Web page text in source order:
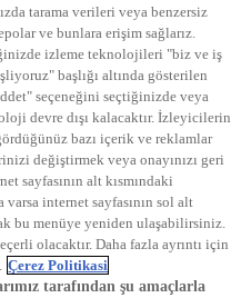
tarama verileri veya benzersiz
ve bunlara erişim sağlarız.
izleme teknolojileri "biz ve iş
başlığı altında gösterilen
seçeneğini seçtiğinizde veya
devre dışı kalacaktır. İzleyicilerin
bazı içerik ve reklamlar
değiştirmek veya onayınızı geri
sayfasının alt kısmındaki
internet sayfasının sol alt
bu menüye yeniden ulaşabilirsiniz.
olacaktır. Daha fazla ayrıntı için
Çerez Politikasi
tarafından şu amaçlarla